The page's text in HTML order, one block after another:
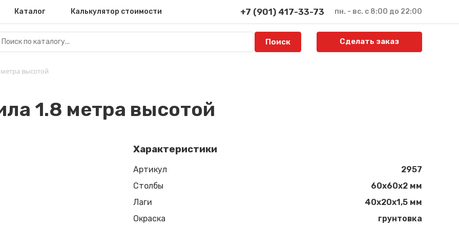
Каталог Калькулятор стоимости +7 (901) 417-33-73 пн. - вс. с 8:00 до 22:00
Сделать заказ
высотой
1.8 метра высотой
Характеристики
Артикул
2957
Столбы
60х60х2 мм
Лаги
40х20х1,5 мм
Окраска
грунтовка